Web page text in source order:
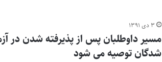
۳ دی ۱۳۹۱
مسیر داوطلبان پس از پذیرفته شدن در
شدگان توصیه می شود